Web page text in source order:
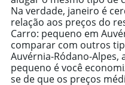
Y
axis
displaying
values.
Range:
0
to
Na verdade, janeiro é
relação aos preços do
Carro: pequeno em
comparar com outros
Auvérnia-Ródano-Alpes,
pequeno é você
se de que os preços